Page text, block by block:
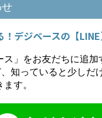
！デジベースの【
ス」をお友だちに追
知っていると少しだ
す。